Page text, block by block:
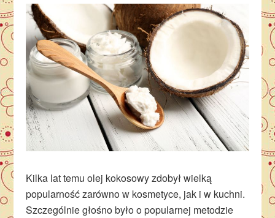
Kilka lat temu olej kokosowy zdobył wielką
popularność zarówno w kosmetyce, jak i w kuchni.
Szczególnie głośno było o popularnej metodzie